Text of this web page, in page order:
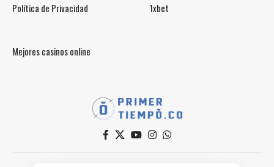
Política de Privacidad 1xbet
Mejores casinos online